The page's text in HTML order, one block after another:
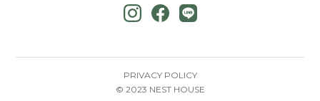
PRIVACY POLICY
© 2023 NEST HOUSE